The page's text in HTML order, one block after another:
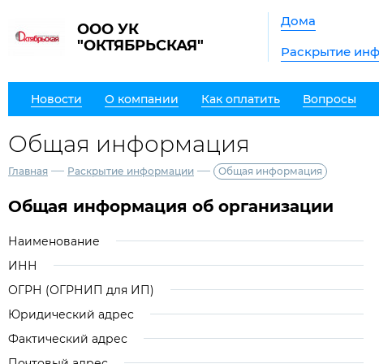
ООО УК
"ОКТЯБРЬСКАЯ"
Дома
Раскрытие
Новости О компании Как оплатить Вопросы
Общая информация
Главная — Раскрытие информации — Общая информация
Общая информация об организации
Наименование
ИНН
ОГРН (ОГРНИП для ИП)
Юридический адрес
Фактический адрес